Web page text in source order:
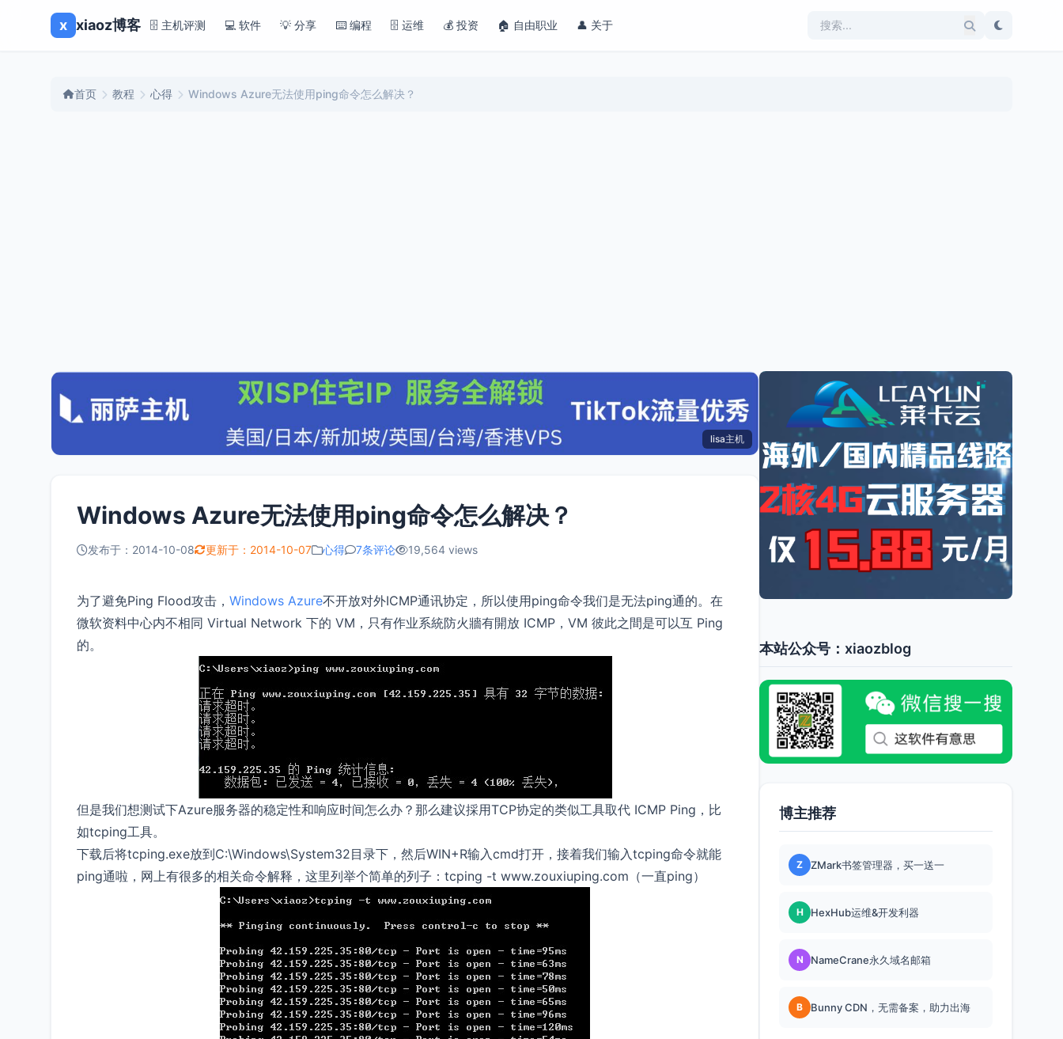
x xiaoz博客 🗄️ 主机评测 💻 软件 💡 分享 ⌨️ 编程 🗄️ 运维 💰 投资 🏠 自由职业 👤 关于
首页 教程 心得 Windows Azure无法使用ping命令怎么解决？
lisa主机
Windows Azure无法使用ping命令怎么解决？
发布于：2014-10-08 更新于：2014-10-07 心得 7条评论 19,564 views
为了避免Ping Flood攻击， Windows Azure不开放对外ICMP通讯协定，所以使用ping命令我们是无法ping通的。在
微软资料中心内不相同 Virtual Network 下的 VM，只有作业系統防火牆有開放 ICMP，VM 彼此之間是可以互 Ping
的。
但是我们想测试下Azure服务器的稳定性和响应时间怎么办？那么建议採用TCP协定的类似工具取代 ICMP Ping，比
如tcping工具。
下载后将tcping.exe放到C:\Windows\System32目录下，然后WIN+R输入cmd打开，接着我们输入tcping命令就能
ping通啦，网上有很多的相关命令解释，这里列举个简单的列子：tcping -t www.zouxiuping.com（一直ping）
本站公众号：xiaozblog
博主推荐
Z ZMark书签管理器，买一送一
H HexHub运维&开发利器
N NameCrane永久域名邮箱
B Bunny CDN，无需备案，助力出海